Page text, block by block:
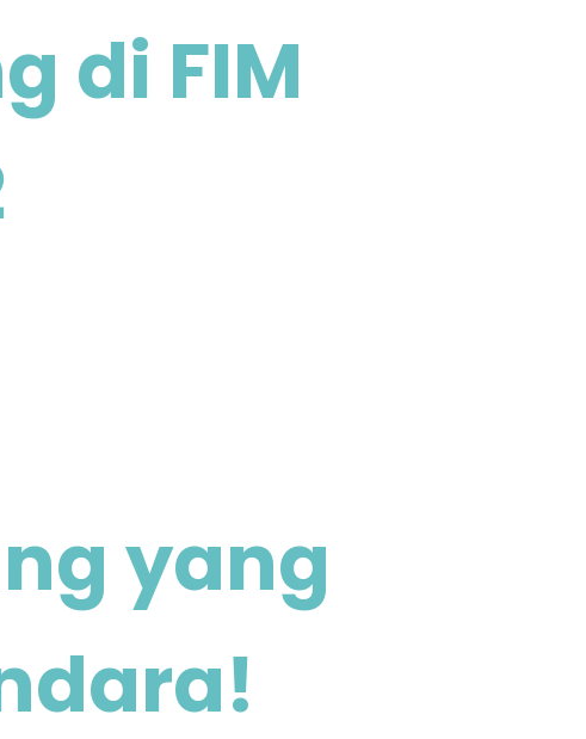
di FIM
yang